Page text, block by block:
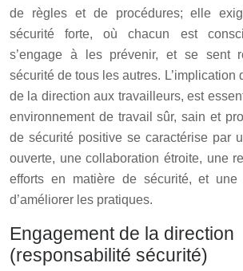
de règles et de procédures; elle
sécurité forte, où chacun est
s’engage à les prévenir, et se sent
sécurité de tous les autres. L’implication
de la direction aux travailleurs, est
environnement de travail sûr, sain et
de sécurité positive se caractérise par
ouverte, une collaboration étroite, une
efforts en matière de sécurité, et une
d’améliorer les pratiques.
Engagement de la direction
(responsabilité sécurité)